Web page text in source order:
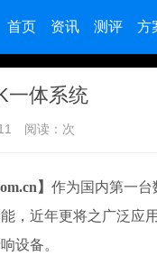
首页 资讯 测评 方
一体系统
阅读： 次
】 作为国内第一
，近年更将之广泛应
设备。